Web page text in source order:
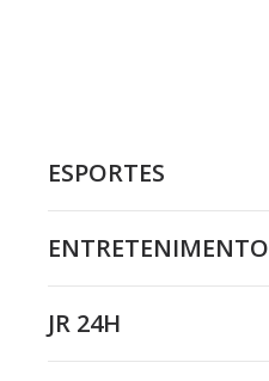
ESPORTES
ENTRETENIMENTO
JR 24H